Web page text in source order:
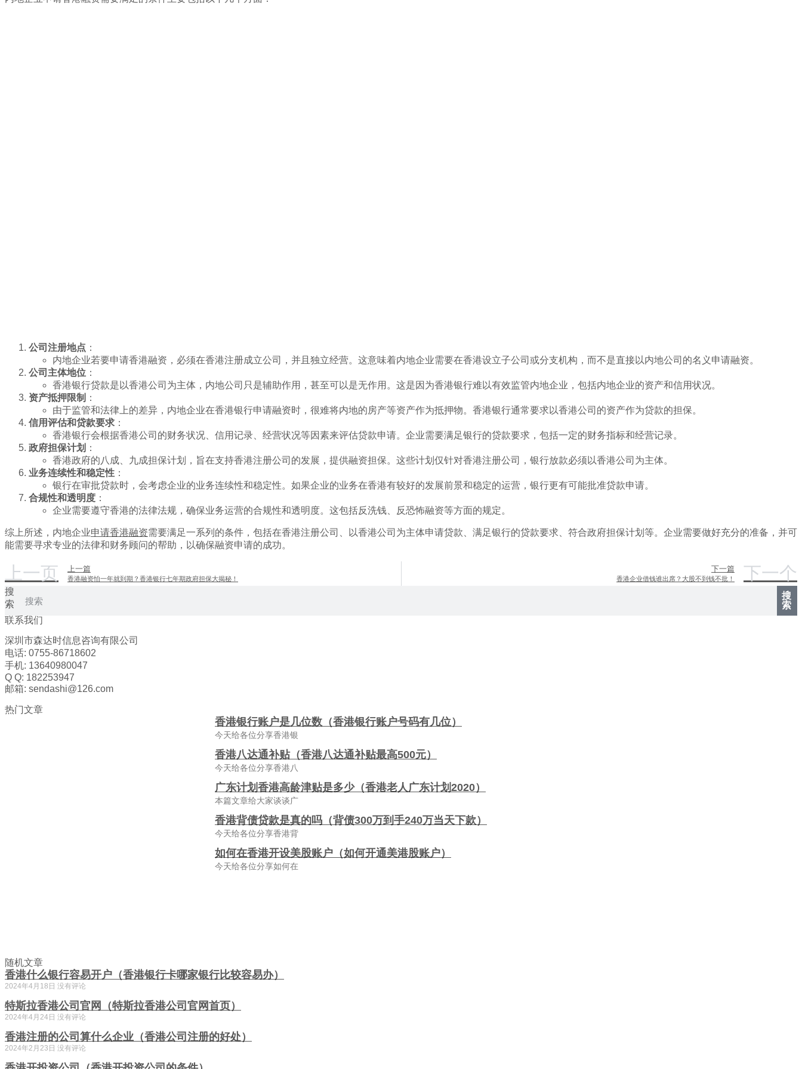
公司注册地点 ：
内地企业若要申请香港融资，必须在香港注册成立公司，并且独立经营。这意味着内地企业需要在香港设立子公司或分支机构，而不是直接以内地公司的名义申请融资。
公司主体地位 ：
香港银行贷款是以香港公司为主体，内地公司只是辅助作用，甚至可以是无作用。这是因为香港银行难以有效监管内地企业，包括内地企业的资产和信用状况。
资产抵押限制 ：
由于监管和法律上的差异，内地企业在香港银行申请融资时，很难将内地的房产等资产作为抵押物。香港银行通常要求以香港公司的资产作为贷款的担保。
信用评估和贷款要求 ：
香港银行会根据香港公司的财务状况、信用记录、经营状况等因素来评估贷款申请。企业需要满足银行的贷款要求，包括一定的财务指标和经营记录。
政府担保计划 ：
香港政府的八成、九成担保计划，旨在支持香港注册公司的发展，提供融资担保。这些计划仅针对香港注册公司，银行放款必须以香港公司为主体。
业务连续性和稳定性 ：
银行在审批贷款时，会考虑企业的业务连续性和稳定性。如果企业的业务在香港有较好的发展前景和稳定的运营，银行更有可能批准贷款申请。
合规性和透明度 ：
企业需要遵守香港的法律法规，确保业务运营的合规性和透明度。这包括反洗钱、反恐怖融资等方面的规定。
综上所述，内地企业申请香港融资需要满足一系列的条件，包括在香港注册公司、以香港公司为主体申请贷款、满足银行的贷款要求、符合政府担保计划等。企业需要做好充分的准备，并可
能需要寻求专业的法律和财务顾问的帮助，以确保融资申请的成功。
上一页 上一篇
香港融资怕一年就到期？香港银行七年期政府担保大揭秘！
下一篇
香港企业借钱谁出席？大股不到钱不批！ 下一个
搜
索
搜
索
联系我们
深圳市森达时信息咨询有限公司
电话: 0755-86718602
手机: 13640980047
Q Q: 182253947
邮箱: sendashi@126.com
热门文章
香港银行账户是几位数（香港银行账户号码有几位）
今天给各位分享香港银
香港八达通补贴（香港八达通补贴最高500元）
今天给各位分享香港八
广东计划香港高龄津贴是多少（香港老人广东计划2020）
本篇文章给大家谈谈广
香港背债贷款是真的吗（背债300万到手240万当天下款）
今天给各位分享香港背
如何在香港开设美股账户（如何开通美港股账户）
今天给各位分享如何在
随机文章
香港什么银行容易开户（香港银行卡哪家银行比较容易办）
2024年4月18日 没有评论
特斯拉香港公司官网（特斯拉香港公司官网首页）
2024年4月24日 没有评论
香港注册的公司算什么企业（香港公司注册的好处）
2024年2月23日 没有评论